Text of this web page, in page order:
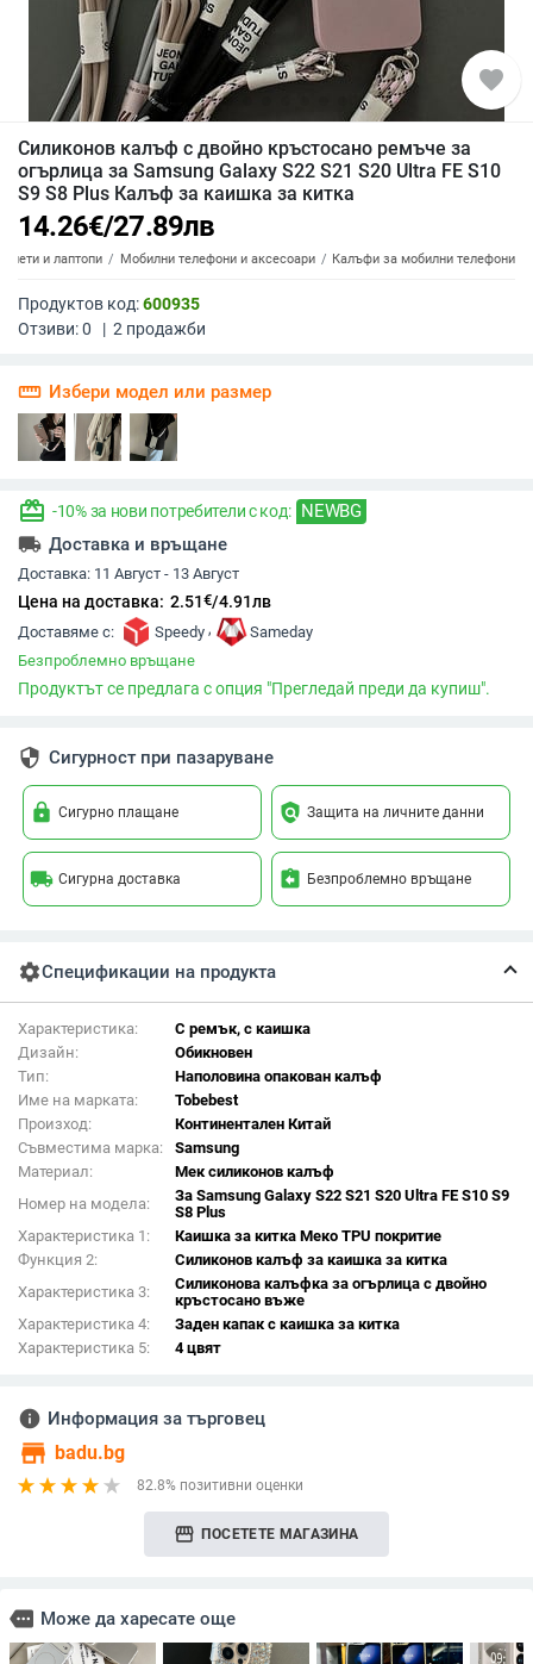
favorite
Силиконов калъф с двойно кръстосано ремъче за
огърлица за Samsung Galaxy S22 S21 S20 Ultra FE S10
S9 S8 Plus Калъф за каишка за китка
14.26€/27.89лв
и лаптопи Мобилни телефони и аксесоари Калъфи за мобилни телефони
Продуктов код:600935
Отзиви:0 | 2 продажби
straighten Избери модел или размер
redeem -10% за нови потребители с код: NEWBG
local_shipping Доставка и връщане
Доставка: 11 Август - 13 Август
Цена на доставка: 2.51€/4.91лв
Доставяме с: Speedy ,
Sameday
Безпроблемно връщане
Продуктът се предлага с опция "Прегледай преди да купиш".
security Сигурност при пазаруване
lock Сигурно плащане policy Защита на личните данни
local_shipping Сигурна доставка assignment_return Безпроблемно връщане
settingsСпецификации на продукта
Характеристика:
С ремък, с каишка
Дизайн:
Обикновен
Тип:
Наполовина опакован калъф
Име на марката:
Tobebest
Произход:
Континентален Китай
Съвместима марка:
Samsung
Материал:
Мек силиконов калъф
Номер на модела:
За Samsung Galaxy S22 S21 S20 Ultra FE S10 S9
S8 Plus
Характеристика 1:
Каишка за китка Меко TPU покритие
Функция 2:
Силиконов калъф за каишка за китка
Характеристика 3:
Силиконова калъфка за огърлица с двойно
кръстосано въже
Характеристика 4:
Заден капак с каишка за китка
Характеристика 5:
4 цвят
info Информация за търговец
store badu.bg
82.8% позитивни оценки
storefront ПОСЕТЕТЕ МАГАЗИНА
more Може да харесате още